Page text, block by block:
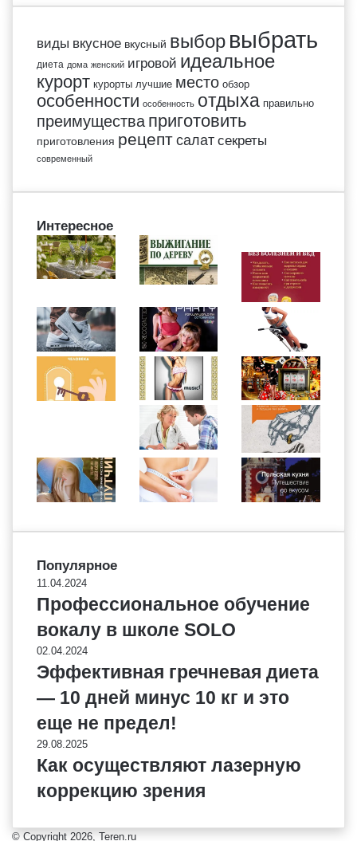
виды вкусное вкусный выбор выбрать
диета дома женский игровой идеальное
курорт курорты лучшие место обзор
особенности особенность отдыха правильно
преимущества приготовить
приготовления рецепт салат секреты
современный
Интересное
Популярное
11.04.2024
Профессиональное обучение
вокалу в школе SOLO
02.04.2024
Эффективная гречневая диета
— 10 дней минус 10 кг и это
еще не предел!
29.08.2025
Как осуществляют лазерную
коррекцию зрения
© Copyright 2026, Teren.ru